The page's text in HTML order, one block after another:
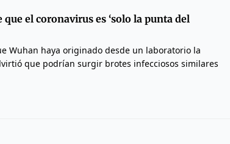
el coronavirus es ‘solo la punta del
Wuhan haya originado desde un laboratorio la
que podrían surgir brotes infecciosos similares